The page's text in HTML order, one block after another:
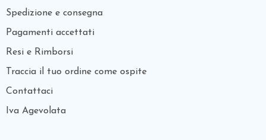
Spedizione e consegna
Pagamenti accettati
Resi e Rimborsi
Traccia il tuo ordine come ospite
Contattaci
Iva Agevolata